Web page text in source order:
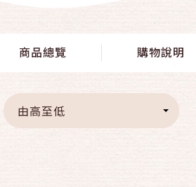
商品總覽 購物說明
由高至低